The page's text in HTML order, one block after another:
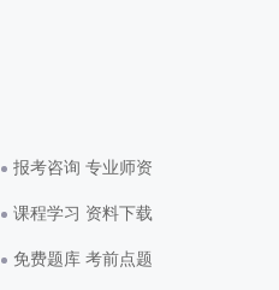
报考咨询 专业师资
课程学习 资料下载
免费题库 考前点题